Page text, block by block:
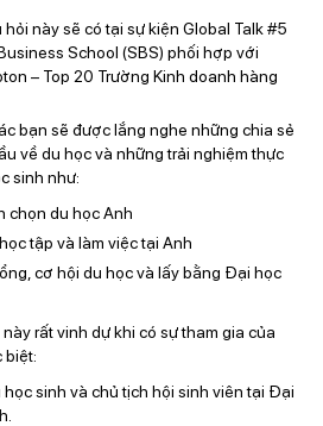
này sẽ có tại sự kiện Global Talk #5
School (SBS) phối hợp với
– Top 20 Trường Kinh doanh hàng
bạn sẽ được lắng nghe những chia sẻ
về du học và những trải nghiệm thực
sinh như:
chọn du học Anh
tập và làm việc tại Anh
cơ hội du học và lấy bằng Đại học
rất vinh dự khi có sự tham gia của
biệt:
sinh và chủ tịch hội sinh viên tại Đại